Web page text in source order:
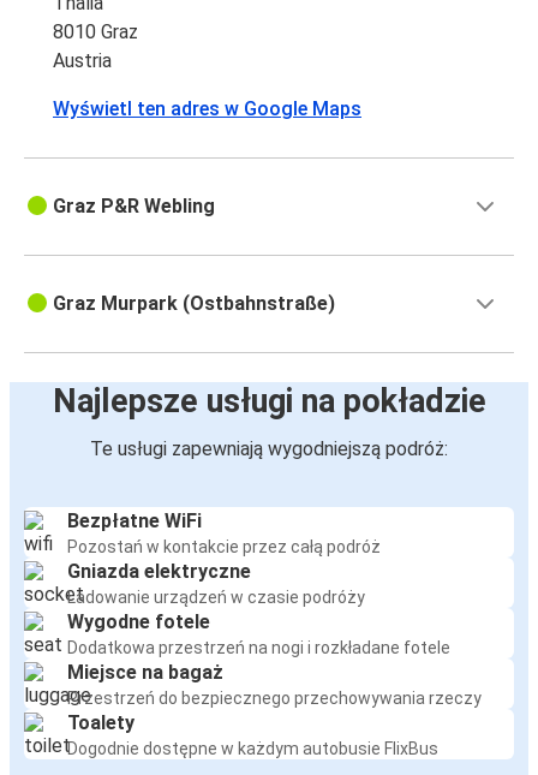
8010 Graz
Austria
Wyświetl ten adres w Google Maps
Graz P&R Webling
Graz Murpark (Ostbahnstraße)
Najlepsze usługi na pokładzie
Te usługi zapewniają wygodniejszą podróż:
Bezpłatne WiFi
Pozostań w kontakcie przez całą podróż
Gniazda elektryczne
Ładowanie urządzeń w czasie podróży
Wygodne fotele
Dodatkowa przestrzeń na nogi i rozkładane fotele
Miejsce na bagaż
Przestrzeń do bezpiecznego przechowywania rzeczy
Toalety
Dogodnie dostępne w każdym autobusie FlixBus